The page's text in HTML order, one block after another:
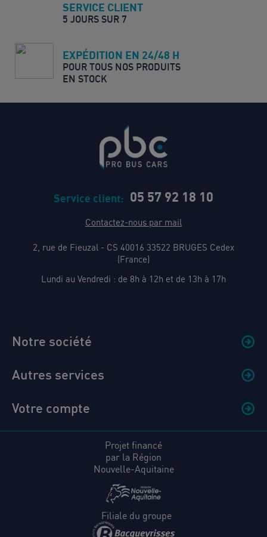
SERVICE CLIENT
5 JOURS SUR 7
EXPÉDITION EN 24/48 H
POUR TOUS NOS PRODUITS
EN STOCK
Service client: 05 57 92 18 10
Contactez-nous par mail
2, rue de Fieuzal - CS 40016 33522 BRUGES Cedex
(France)
Lundi au Vendredi : de 8h à 12h et de 13h à 17h
Notre société
Autres services
Votre compte
Projet financé
par la Région
Nouvelle-Aquitaine
Filiale du groupe